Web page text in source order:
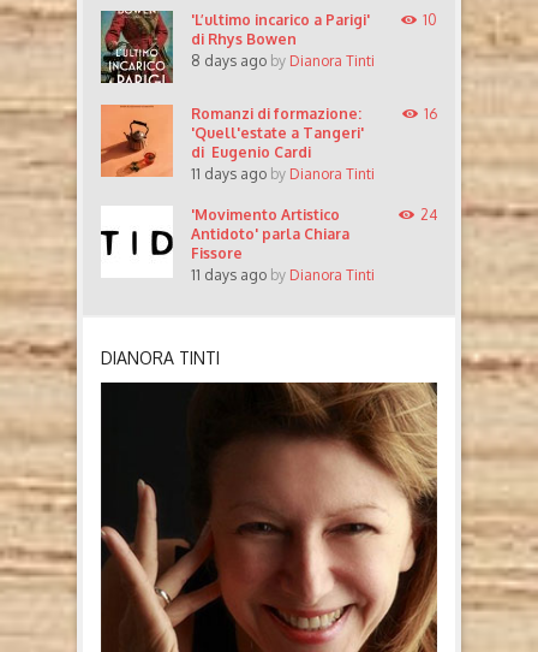
'L’ultimo incarico a Parigi'
di Rhys Bowen
8 days ago by Dianora Tinti
10
Romanzi di formazione:
'Quell'estate a Tangeri'
di Eugenio Cardi
11 days ago by Dianora Tinti
16
'Movimento Artistico
Antidoto' parla Chiara
Fissore
11 days ago by Dianora Tinti
24
DIANORA TINTI